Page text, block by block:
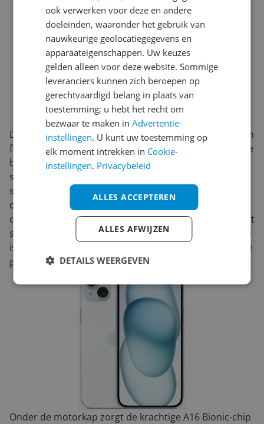
De Apple iPhone 15 Plus 128GB in Blue combineert een
frisse, blauwe afwerking met een slanke, hoogwaardige
bouw. De matte glasachterkant met kleur-in-het-glas
sluit naadloos aan op het aluminium frame en voelt
stevig én comfortabel aan. Het OLED-display levert
diepe zwarttinten en sprankelende kleuren met hoog
contrast, ideaal voor films, foto’s en social content. Met
smalle randen en Ceramic Shield-glas aan de voorzijde
is hij gemaakt om er prachtig uit te zien en lang mee te
gaan.
Onder de motorkap zorgt de krachtige A16 Bionic-chip
ook verwerken voor deze en andere
doeleinden, waaronder het gebruik van
nauwkeurige geolocatiegegevens en
apparaateigenschappen. Uw keuzes
gelden alleen voor deze website. Sommige
leveranciers kunnen zich beroepen op
gerechtvaardigd belang in plaats van
toestemming; u hebt het recht om
bezwaar te maken inAdvertentie-
instellingen. U kunt uw toestemming op
elk moment intrekken in Cookie-
instellingen. Privacybeleid
ALLES ACCEPTEREN
ALLES AFWIJZEN
DETAILS WEERGEVEN